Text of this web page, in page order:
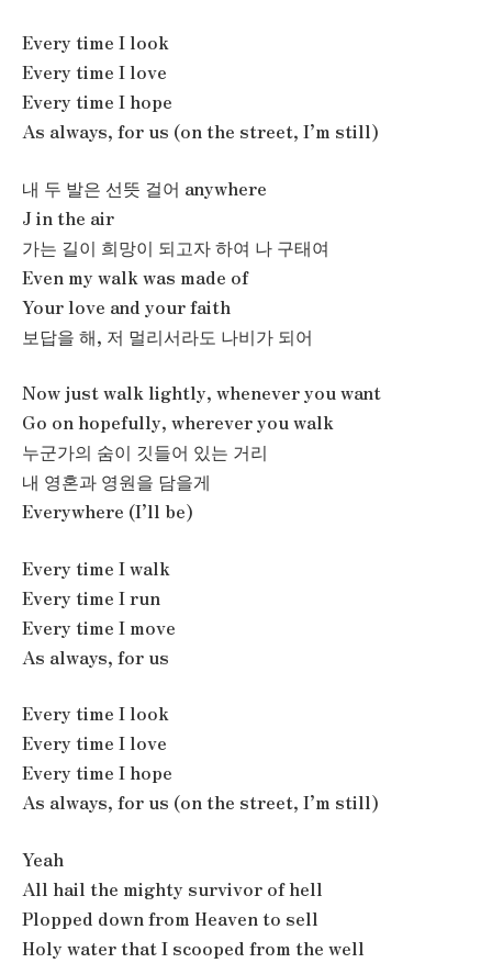
Every time I look
Every time I love
Every time I hope
As always, for us (on the street, I’m still)
내 두 발은 선뜻 걸어 anywhere
J in the air
가는 길이 희망이 되고자 하여 나 구태여
Even my walk was made of
Your love and your faith
보답을 해, 저 멀리서라도 나비가 되어
Now just walk lightly, whenever you want
Go on hopefully, wherever you walk
누군가의 숨이 깃들어 있는 거리
내 영혼과 영원을 담을게
Everywhere (I’ll be)
Every time I walk
Every time I run
Every time I move
As always, for us
Every time I look
Every time I love
Every time I hope
As always, for us (on the street, I’m still)
Yeah
All hail the mighty survivor of hell
Plopped down from Heaven to sell
Holy water that I scooped from the well